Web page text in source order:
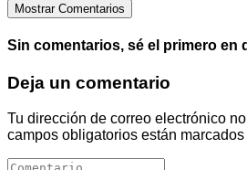
Mostrar Comentarios
Sin comentarios, sé el primero en
Deja un comentario
Tu dirección de correo electrónico
campos obligatorios están marcados